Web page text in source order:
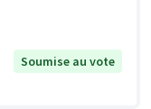
Soumise au vote